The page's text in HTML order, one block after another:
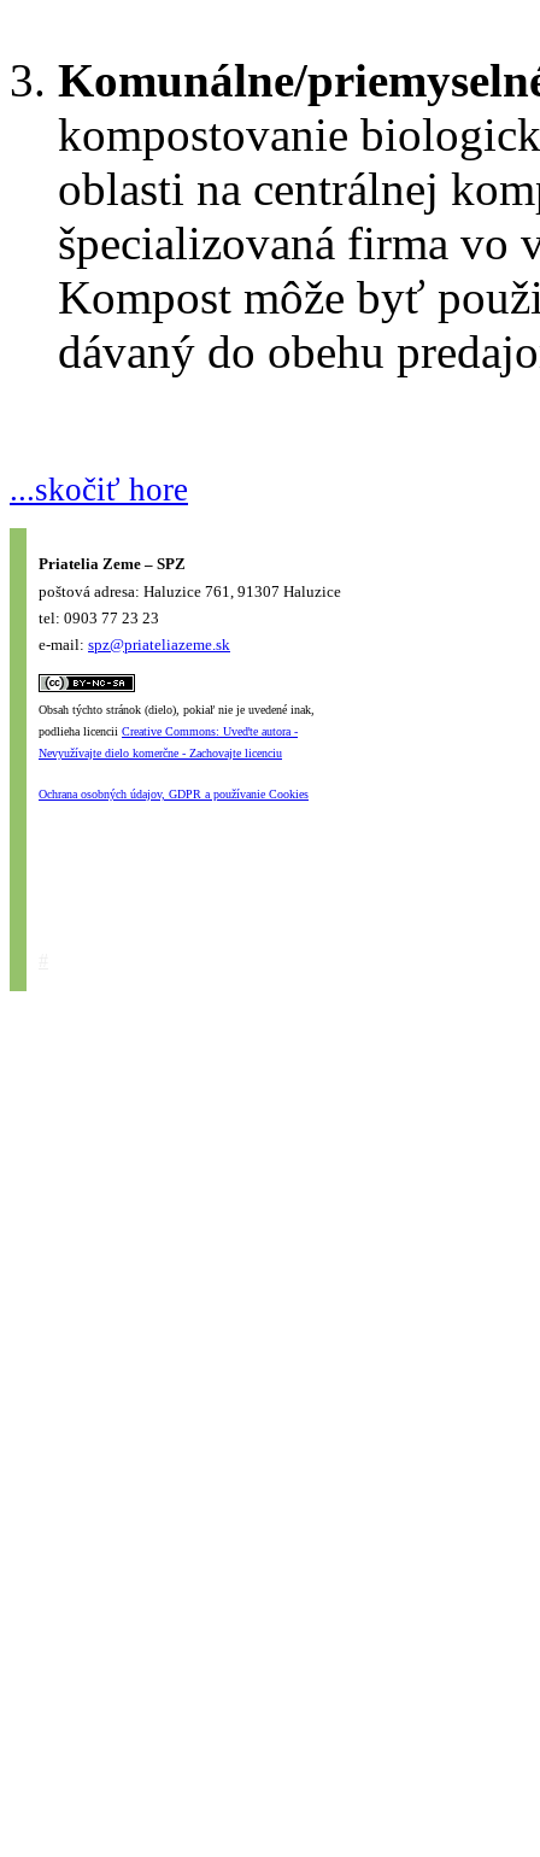
Komunálne/
kompostovanie
oblasti na centrálnej
špecializovaná firma vo
Kompost môže byť
dávaný do obehu
...skočiť hore
Priatelia Zeme – SPZ
poštová adresa: Haluzice 761, 91307 Haluzice
tel: 0903 77 23 23
e-mail: spz@priateliazeme.sk
Obsah týchto stránok (dielo), pokiaľ nie je uvedené inak,
podlieha licencii Creative Commons: Uveďte autora -
Nevyužívajte dielo komerčne - Zachovajte licenciu
Ochrana osobných údajov, GDPR a používanie Cookies